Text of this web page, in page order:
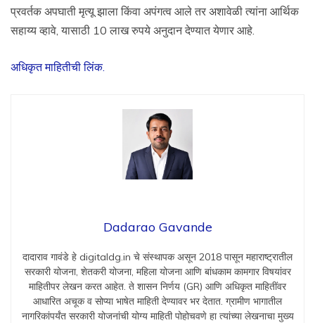
प्रवर्तक अपघाती मृत्यू झाला किंवा अपंगत्व आले तर अशावेळी त्यांना आर्थिक
सहाय्य व्हावे, यासाठी 10 लाख रुपये अनुदान देण्यात येणार आहे.
अधिकृत माहितीची लिंक.
Dadarao Gavande
दादाराव गावंडे हे digitaldg.in चे संस्थापक असून 2018 पासून महाराष्ट्रातील
सरकारी योजना, शेतकरी योजना, महिला योजना आणि बांधकाम कामगार विषयांवर
माहितीपर लेखन करत आहेत. ते शासन निर्णय (GR) आणि अधिकृत माहितींवर
आधारित अचूक व सोप्या भाषेत माहिती देण्यावर भर देतात. ग्रामीण भागातील
नागरिकांपर्यंत सरकारी योजनांची योग्य माहिती पोहोचवणे हा त्यांच्या लेखनाचा मुख्य